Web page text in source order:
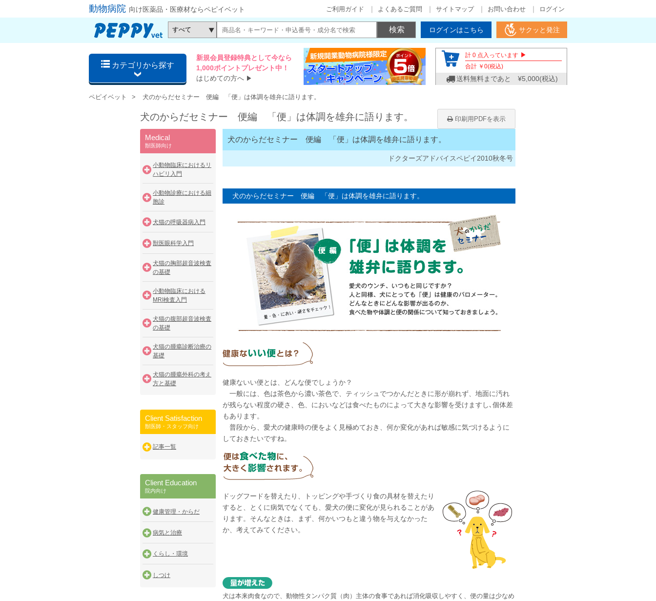
動物病院 向け医薬品・医療材ならペピイベット ご利用ガイド よくあるご質問 サイトマップ お問い合わせ ログイン
ログインはこちら サクッと発注
カテゴリから探す
新規会員登録特典として今なら
1,000ポイントプレゼント中！
はじめての方へ ▶
計 0 点入っています ▶
合計 ￥ 0(税込)
送料無料まであと ¥5,000(税込)
ペピイベット 犬のからだセミナー 便編 「便」は体調を雄弁に語ります。
犬のからだセミナー 便編 「便」は体調を雄弁に語ります。 印刷用PDFを表示
Medical
獣医師向け
小動物臨床におけるリ
ハビリ入門
小動物診療における細
胞診
犬猫の呼吸器病入門
獣医眼科学入門
犬猫の胸部超音波検査
の基礎
小動物臨床における
MRI検査入門
犬猫の腹部超音波検査
の基礎
犬猫の腫瘍診断治療の
基礎
犬猫の腫瘍外科の考え
方と基礎
Client Satisfaction
獣医師・スタッフ向け
記事一覧
Client Education
院内向け
健康管理・からだ
病気と治療
くらし・環境
しつけ
犬のからだセミナー 便編 「便」は体調を雄弁に語ります。
ドクターズアドバイスペピイ2010秋冬号
犬のからだセミナー 便編 「便」は体調を雄弁に語ります。
健康ないい便とは、どんな便でしょうか？
一般には、色は茶色から濃い茶色で、ティッシュでつかんだときに形が崩れず、地面に汚れ
が残らない程度の硬さ、色、においなどは食べたものによって大きな影響を受けますし､個体差
もあります。
普段から、愛犬の健康時の便をよく見極めておき、何か変化があれば敏感に気づけるように
しておきたいですね。
ドッグフードを替えたり、トッピングや手づくり食の具材を替えたり
すると、とくに病気でなくても、愛犬の便に変化が見られることがあ
ります。そんなときは、まず、何かいつもと違う物を与えなかった
か、考えてみてください。
犬は本来肉食なので、動物性タンパク質（肉）主体の食事であれば消化吸収しやすく、便の量は少なめ